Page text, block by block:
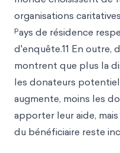
organisations
pays de résidence
d'enquête.11 En outre,
montrent que plus la
les donateurs
augmente, moins les
apporter leur aide,
du bénéficiaire reste